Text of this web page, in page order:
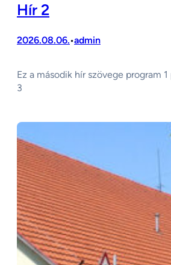
Hír 2
2026.08.06.•admin
Ez a második hír szövege program
3